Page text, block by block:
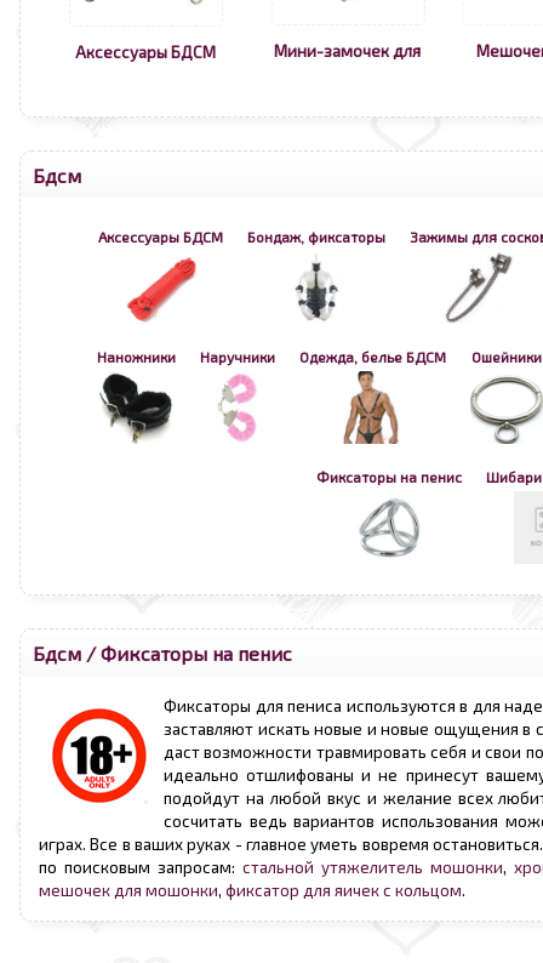
Аксессуары БДСМ Мини-замочек для
Бдсм
Аксессуары БДСМ Бондаж, фиксаторы Зажимы для
Наножники Наручники Одежда, белье БДСМ Ошейники
Фиксаторы на пенис Шибари
Бдсм /Фиксаторы на пенис
Фиксаторы для пениса используются в для
заставляют искать новые и новые ощущения в
даст возможности травмировать себя и свои
идеально отшлифованы и не принесут
подойдут на любой вкус и желание всех
сосчитать ведь вариантов использования
играх. Все в ваших руках - главное уметь вовремя
по поисковым запросам: стальной утяжелитель мошонки,
мешочек для мошонки, фиксатор для яичек с кольцом.